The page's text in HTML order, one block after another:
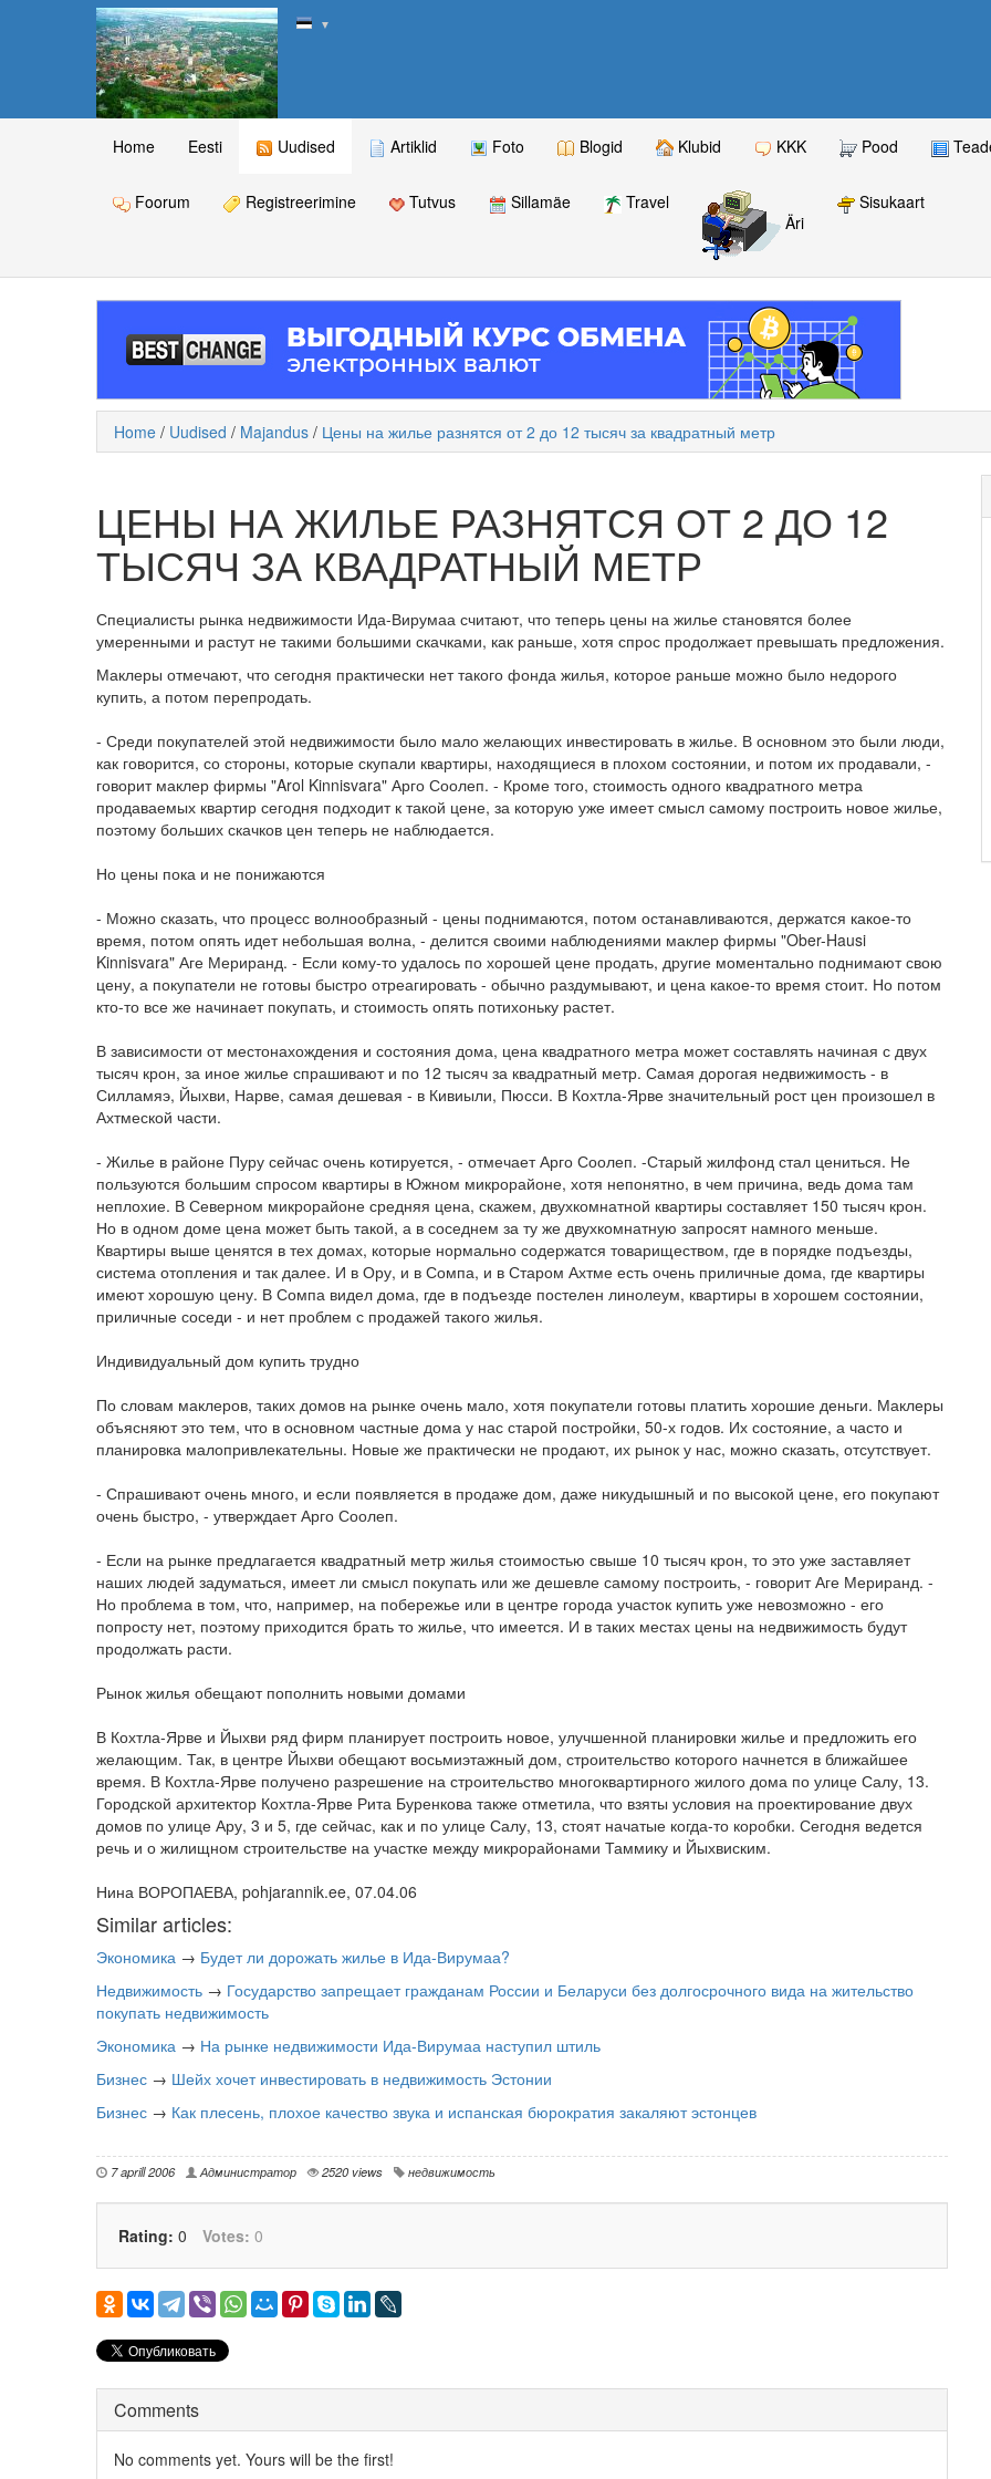
▼
Home Eesti Uudised Artiklid Foto Blogid Klubid KKK Pood
Foorum Registreerimine Tutvus Sillamäe
Travel
Äri
Sisukaart
Home / Uudised / Majandus / Цены на жилье разнятся от 2 до 12 тысяч за квадратный метр
ЦЕНЫ НА ЖИЛЬЕ РАЗНЯТСЯ ОТ 2 ДО 12
ТЫСЯЧ ЗА КВАДРАТНЫЙ МЕТР
Специалисты рынка недвижимости Ида-Вирумаа считают, что теперь цены на жилье становятся более
умеренными и растут не такими большими скачками, как раньше, хотя спрос продолжает превышать предложения.
Маклеры отмечают, что сегодня практически нет такого фонда жилья, которое раньше можно было недорого
купить, а потом перепродать.
- Среди покупателей этой недвижимости было мало желающих инвестировать в жилье. В основном это были люди,
как говорится, со стороны, которые скупали квартиры, находящиеся в плохом состоянии, и потом их продавали, -
говорит маклер фирмы "Arol Kinnisvara" Арго Соолеп. - Кроме того, стоимость одного квадратного метра
продаваемых квартир сегодня подходит к такой цене, за которую уже имеет смысл самому построить новое жилье,
поэтому больших скачков цен теперь не наблюдается.
Но цены пока и не понижаются
- Можно сказать, что процесс волнообразный - цены поднимаются, потом останавливаются, держатся какое-то
время, потом опять идет небольшая волна, - делится своими наблюдениями маклер фирмы "Ober-Hausi
Kinnisvara" Аге Мериранд. - Если кому-то удалось по хорошей цене продать, другие моментально поднимают свою
цену, а покупатели не готовы быстро отреагировать - обычно раздумывают, и цена какое-то время стоит. Но потом
кто-то все же начинает покупать, и стоимость опять потихоньку растет.
В зависимости от местонахождения и состояния дома, цена квадратного метра может составлять начиная с двух
тысяч крон, за иное жилье спрашивают и по 12 тысяч за квадратный метр. Самая дорогая недвижимость - в
Силламяэ, Йыхви, Нарве, самая дешевая - в Кивиыли, Пюсси. В Кохтла-Ярве значительный рост цен произошел в
Ахтмеской части.
- Жилье в районе Пуру сейчас очень котируется, - отмечает Арго Соолеп. -Старый жилфонд стал цениться. Не
пользуются большим спросом квартиры в Южном микрорайоне, хотя непонятно, в чем причина, ведь дома там
неплохие. В Северном микрорайоне средняя цена, скажем, двухкомнатной квартиры составляет 150 тысяч крон.
Но в одном доме цена может быть такой, а в соседнем за ту же двухкомнатную запросят намного меньше.
Квартиры выше ценятся в тех домах, которые нормально содержатся товариществом, где в порядке подъезды,
система отопления и так далее. И в Ору, и в Сомпа, и в Старом Ахтме есть очень приличные дома, где квартиры
имеют хорошую цену. В Сомпа видел дома, где в подъезде постелен линолеум, квартиры в хорошем состоянии,
приличные соседи - и нет проблем с продажей такого жилья.
Индивидуальный дом купить трудно
По словам маклеров, таких домов на рынке очень мало, хотя покупатели готовы платить хорошие деньги. Маклеры
объясняют это тем, что в основном частные дома у нас старой постройки, 50-х годов. Их состояние, а часто и
планировка малопривлекательны. Новые же практически не продают, их рынок у нас, можно сказать, отсутствует.
- Спрашивают очень много, и если появляется в продаже дом, даже никудышный и по высокой цене, его покупают
очень быстро, - утверждает Арго Соолеп.
- Если на рынке предлагается квадратный метр жилья стоимостью свыше 10 тысяч крон, то это уже заставляет
наших людей задуматься, имеет ли смысл покупать или же дешевле самому построить, - говорит Аге Мериранд. -
Но проблема в том, что, например, на побережье или в центре города участок купить уже невозможно - его
попросту нет, поэтому приходится брать то жилье, что имеется. И в таких местах цены на недвижимость будут
продолжать расти.
Рынок жилья обещают пополнить новыми домами
В Кохтла-Ярве и Йыхви ряд фирм планирует построить новое, улучшенной планировки жилье и предложить его
желающим. Так, в центре Йыхви обещают восьмиэтажный дом, строительство которого начнется в ближайшее
время. В Кохтла-Ярве получено разрешение на строительство многоквартирного жилого дома по улице Салу, 13.
Городской архитектор Кохтла-Ярве Рита Буренкова также отметила, что взяты условия на проектирование двух
домов по улице Ару, 3 и 5, где сейчас, как и по улице Салу, 13, стоят начатые когда-то коробки. Сегодня ведется
речь и о жилищном строительстве на участке между микрорайонами Таммику и Йыхвиским.
Нина ВОРОПАЕВА, pohjarannik.ee, 07.04.06
Similar articles:
Экономика → Будет ли дорожать жилье в Ида-Вирумаа?
Недвижимость → Государство запрещает гражданам России и Беларуси без долгосрочного вида на жительство
покупать недвижимость
Экономика → На рынке недвижимости Ида-Вирумаа наступил штиль
Бизнес → Шейх хочет инвестировать в недвижимость Эстонии
Бизнес → Как плесень, плохое качество звука и испанская бюрократия закаляют эстонцев
7 aprill 2006 Администратор 2520 views недвижимость
Rating: 0 Votes: 0
Comments
No comments yet. Yours will be the first!